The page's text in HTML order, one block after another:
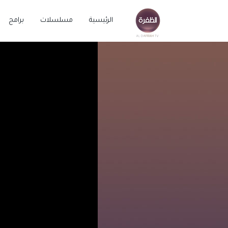
الرئيسية مسلسلات برامج